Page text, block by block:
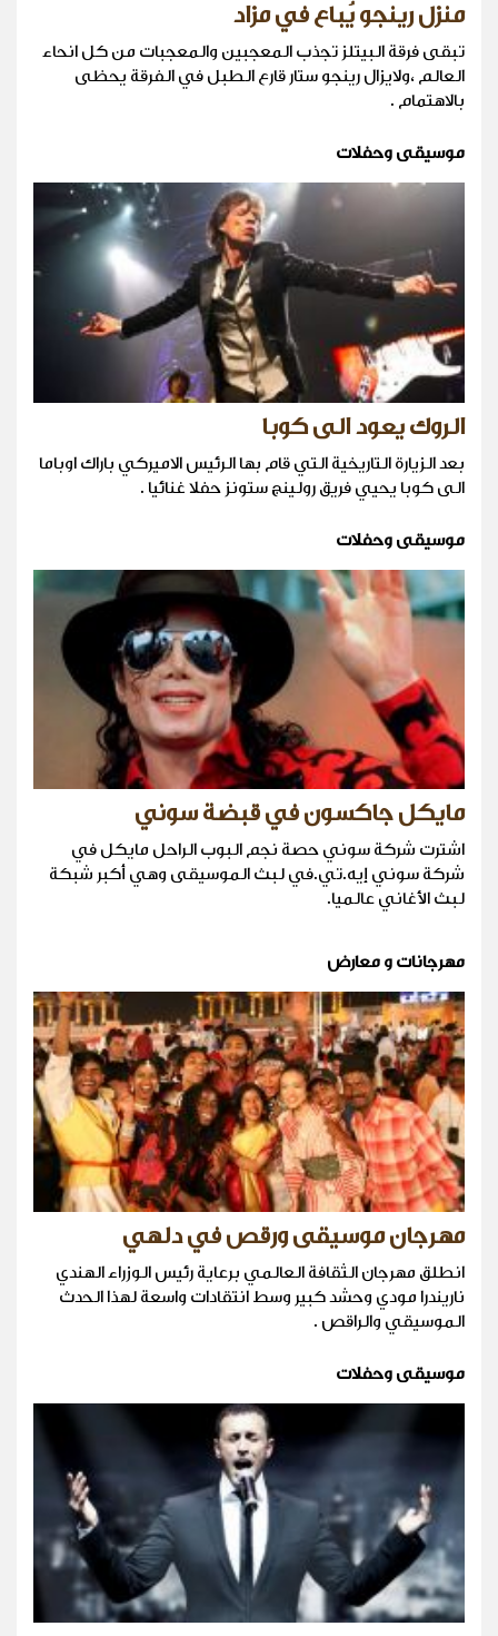
منزل رينجو يُباع في مزاد
تبقى فرقة البيتلز تجذب المعجبين والمعجبات من كل انحاء
العالم ،ولايزال رينجو ستار قارع الطبل في الفرقة يحظى
بالاهتمام .
موسيقى وحفلات
الروك يعود الى كوبا
بعد الزيارة التاريخية التي قام بها الرئيس الاميركي باراك اوباما
الى كوبا يحيي فريق رولينج ستونز حفلا غنائيا .
موسيقى وحفلات
مايكل جاكسون في قبضة سوني
اشترت شركة سوني حصة نجم البوب الراحل مايكل في
شركة سوني إيه.تي.في لبث الموسيقى وهي أكبر شبكة
لبث الأغاني عالميا.
مهرجانات و معارض
مهرجان موسيقى ورقص في دلهي
انطلق مهرجان الثقافة العالمي برعاية رئيس الوزراء الهندي
ناريندرا مودي وحشد كبير وسط انتقادات واسعة لهذا الحدث
الموسيقي والراقص .
موسيقى وحفلات